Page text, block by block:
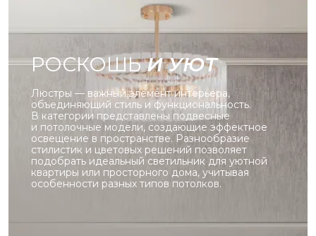
РОСКОШЬИ УЮТ
Люстры — важный элемент интерьера,
объединяющий стиль и функциональность.
В категории представлены подвесные
и потолочные модели, создающие эффектное
освещение в пространстве. Разнообразие
стилистик и цветовых решений позволяет
подобрать идеальный светильник для уютной
квартиры или просторного дома, учитывая
особенности разных типов потолков.